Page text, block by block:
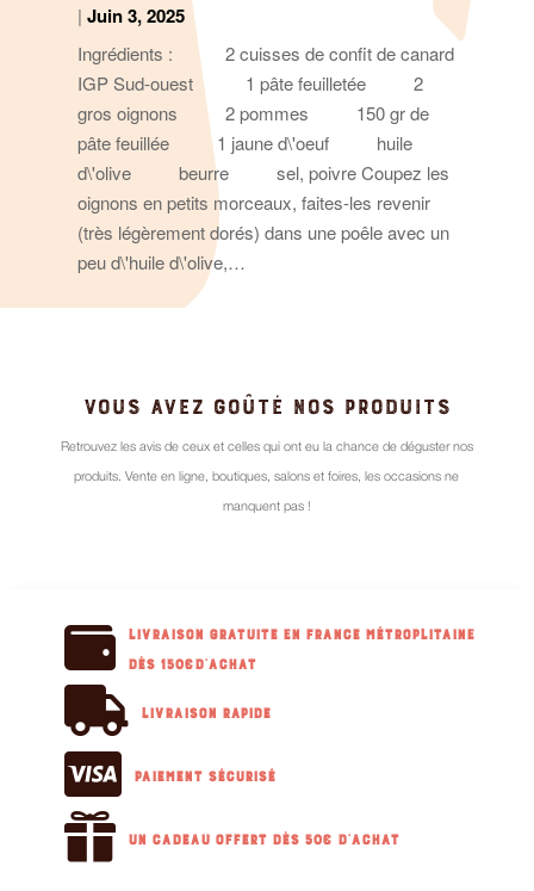
| Juin 3, 2025
Ingrédients : 2 cuisses de confit de canard
IGP Sud-ouest 1 pâte feuilletée 2
gros oignons 2 pommes 150 gr de
pâte feuillée 1 jaune d\'oeuf huile
d\'olive beurre sel, poivre Coupez les
oignons en petits morceaux, faites-les revenir
(très légèrement dorés) dans une poêle avec un
peu d\'huile d\'olive,…
VOUS AVEZ GOÛTÉ NOS PRODUITS
Retrouvez les avis de ceux et celles qui ont eu la chance de déguster nos
produits. Vente en ligne, boutiques, salons et foires, les occasions ne
manquent pas !

Livraison GRATUITE en France métroplitaine
dès 150€d'achat
 Livraison RAPIDE
 Paiement sécurisé
 Un cadeau offert dès 50€ d'achat